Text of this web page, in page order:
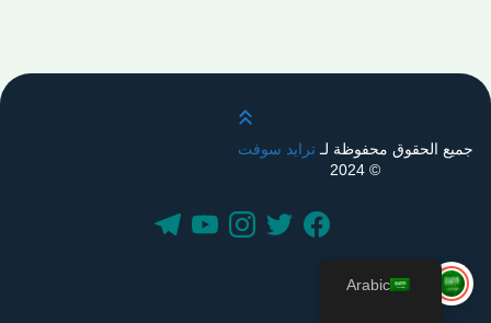
قم بالتمرير لأعلى
جميع الحقوق محفوظة لـترايد سوفت
© 2024
Arabic